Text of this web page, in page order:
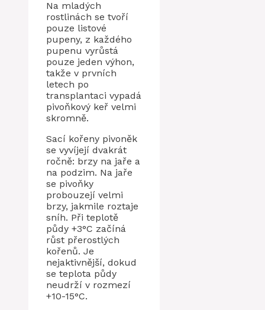
Na mladých
rostlinách se tvoří
pouze listové
pupeny, z každého
pupenu vyrůstá
pouze jeden výhon,
takže v prvních
letech po
transplantaci vypadá
pivoňkový keř velmi
skromně.
Sací kořeny pivoněk
se vyvíjejí dvakrát
ročně: brzy na jaře a
na podzim. Na jaře
se pivoňky
probouzejí velmi
brzy, jakmile roztaje
sníh. Při teplotě
půdy +3°C začíná
růst přerostlých
kořenů. Je
nejaktivnější, dokud
se teplota půdy
neudrží v rozmezí
+10-15°C.